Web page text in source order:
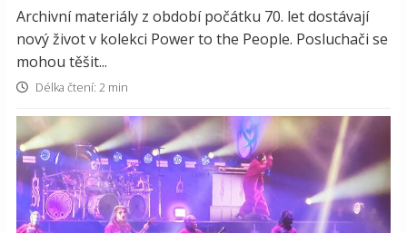
Archivní materiály z období počátku 70. let dostávají
nový život v kolekci Power to the People. Posluchači se
mohou těšit...
Délka čtení: 2 min